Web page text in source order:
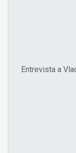
Entrevista a